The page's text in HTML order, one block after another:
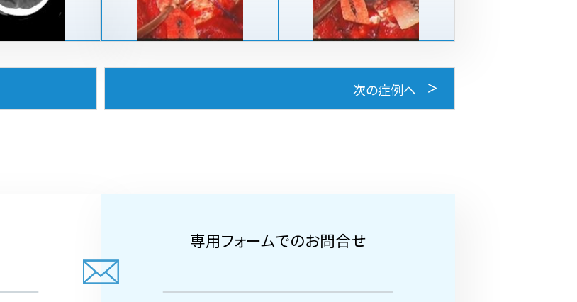
次の症例へ
専用フォームでのお問合せ